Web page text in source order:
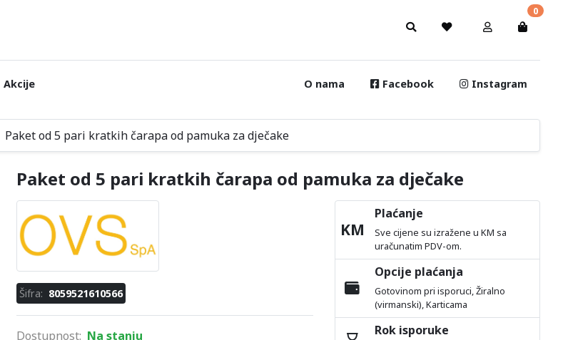
0
Akcije O nama Facebook Instagram
Paket od 5 pari kratkih čarapa od pamuka za dječake
Paket od 5 pari kratkih čarapa od pamuka za dječake
Šifra: 8059521610566
Dostupnost: Na stanju
KM
Plaćanje
Sve cijene su izražene u KM sa
uračunatim PDV-om.
Opcije plaćanja
Gotovinom pri isporuci, Žiralno
(virmanski), Karticama
Rok isporuke